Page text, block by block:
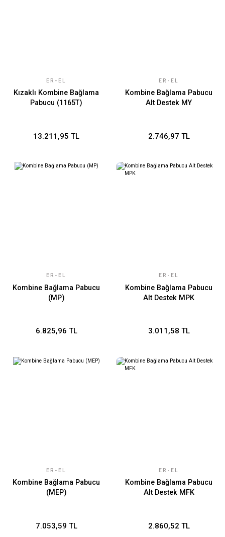
ER-EL
Kızaklı Kombine Bağlama
Pabucu (1165T)
13.211,95 TL
ER-EL
Kombine Bağlama Pabucu
Alt Destek MY
2.746,97 TL
ER-EL
Kombine Bağlama Pabucu
(MP)
6.825,96 TL
ER-EL
Kombine Bağlama Pabucu
Alt Destek MPK
3.011,58 TL
ER-EL
Kombine Bağlama Pabucu
(MEP)
7.053,59 TL
ER-EL
Kombine Bağlama Pabucu
Alt Destek MFK
2.860,52 TL